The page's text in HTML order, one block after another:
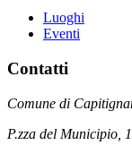
Luoghi
Eventi
Contatti
Comune di
P.zza del Municipio,